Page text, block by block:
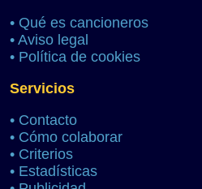
• Qué es cancioneros
• Aviso legal
• Política de cookies
Servicios
• Contacto
• Cómo colaborar
• Criterios
• Estadísticas